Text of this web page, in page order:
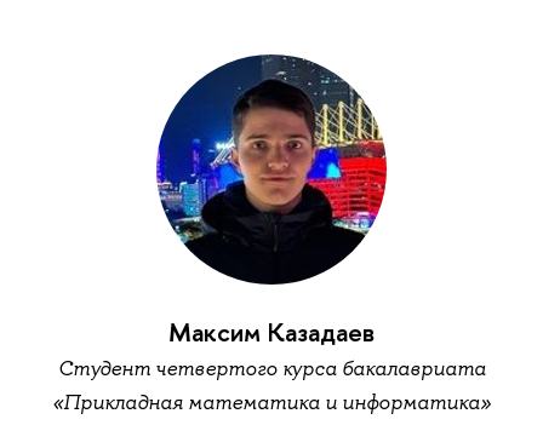
Максим Казадаев
Студент четвертого курса бакалавриата
«Прикладная математика и информатика»